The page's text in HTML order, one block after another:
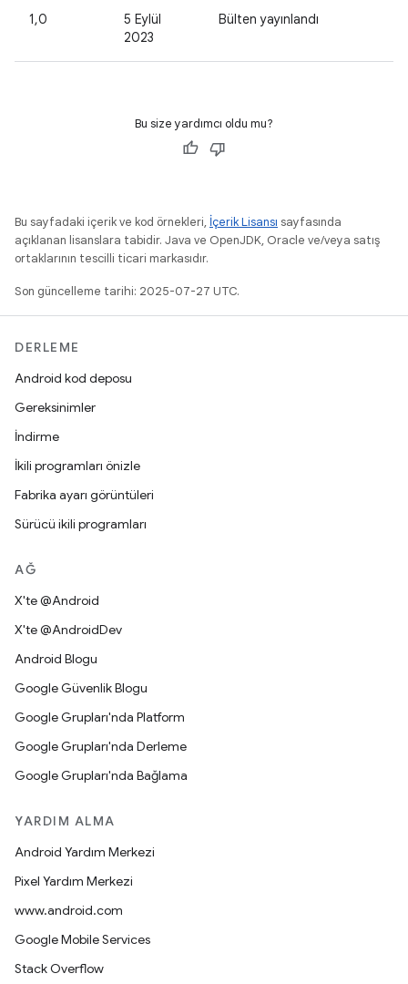
1,0
5 Eylül
2023
Bülten yayınlandı
Bu size yardımcı oldu mu?
Bu sayfadaki içerik ve kod örnekleri, İçerik Lisansı sayfasında
açıklanan lisanslara tabidir. Java ve OpenJDK, Oracle ve/veya satış
ortaklarının tescilli ticari markasıdır.
Son güncelleme tarihi: 2025-07-27 UTC.
DERLEME
Android kod deposu
Gereksinimler
İndirme
İkili programları önizle
Fabrika ayarı görüntüleri
Sürücü ikili programları
AĞ
X'te @Android
X'te @AndroidDev
Android Blogu
Google Güvenlik Blogu
Google Grupları'nda Platform
Google Grupları'nda Derleme
Google Grupları'nda Bağlama
YARDIM ALMA
Android Yardım Merkezi
Pixel Yardım Merkezi
www.android.com
Google Mobile Services
Stack Overflow